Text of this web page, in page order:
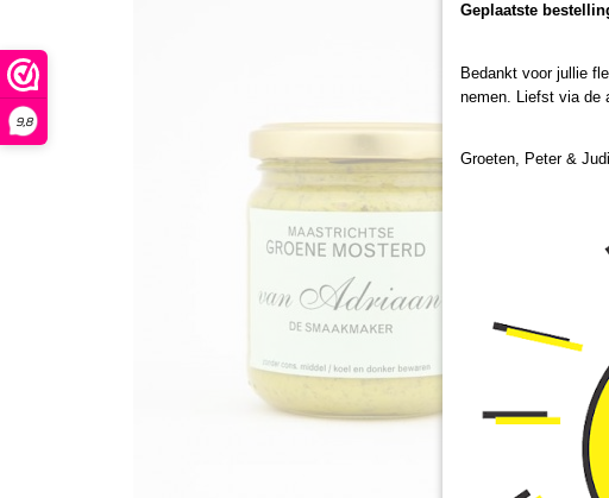
9,8
✓
Geplaatste
Bedankt voor jullie
nemen. Liefst via de
Groeten, Peter &